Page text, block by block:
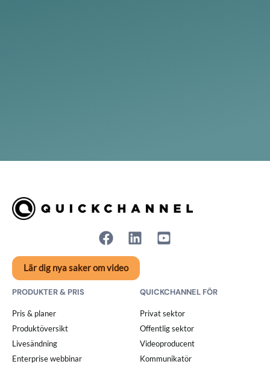
Lär dig nya saker om video
PRODUKTER & PRIS
Pris & planer
Produktöversikt
Livesändning
Enterprise webbinar
QUICKCHANNEL FÖR
Privat sektor
Offentlig sektor
Videoproducent
Kommunikatör